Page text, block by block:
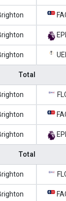
Total
Total